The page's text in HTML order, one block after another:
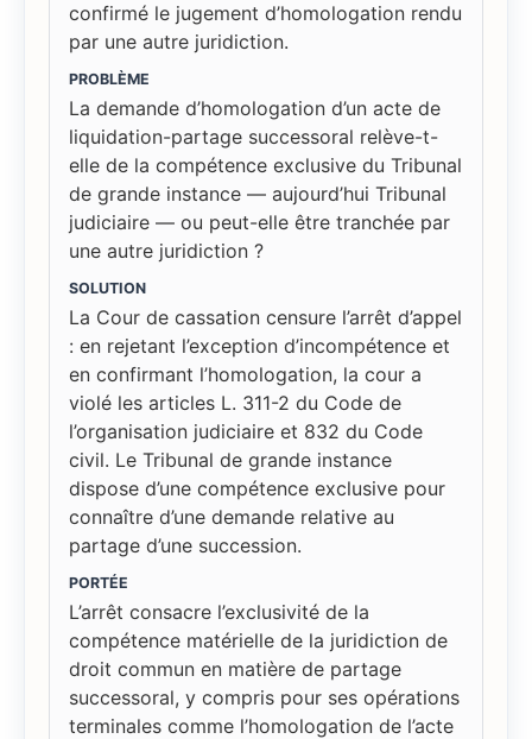
confirmé le jugement d’homologation rendu
par une autre juridiction.
PROBLÈME
La demande d’homologation d’un acte de
liquidation-partage successoral relève-t-
elle de la compétence exclusive du Tribunal
de grande instance — aujourd’hui Tribunal
judiciaire — ou peut-elle être tranchée par
une autre juridiction ?
SOLUTION
La Cour de cassation censure l’arrêt d’appel
: en rejetant l’exception d’incompétence et
en confirmant l’homologation, la cour a
violé les articles L. 311-2 du Code de
l’organisation judiciaire et 832 du Code
civil. Le Tribunal de grande instance
dispose d’une compétence exclusive pour
connaître d’une demande relative au
partage d’une succession.
PORTÉE
L’arrêt consacre l’exclusivité de la
compétence matérielle de la juridiction de
droit commun en matière de partage
successoral, y compris pour ses opérations
terminales comme l’homologation de l’acte